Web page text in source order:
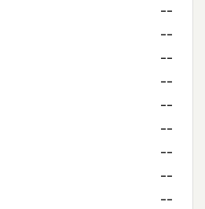
--
--
--
--
--
--
--
--
--